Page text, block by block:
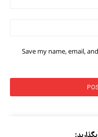
Save my name, email,